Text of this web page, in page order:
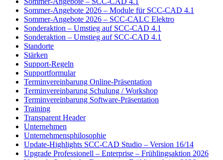
Sommer-Angebote 2026 – Module für SCC-CAD 4.1
Sommer-Angebote 2026 – SCC-CALC Elektro
Sonderaktion – Umstieg auf SCC-CAD 4.1
Sonderaktion – Umstieg auf SCC-CAD 4.1
Standorte
Stärken
Support-Regeln
Supportformular
Terminvereinbarung Online-Präsentation
Terminvereinbarung Schulung / Workshop
Terminvereinbarung Software-Präsentation
Training
Transparent Header
Unternehmen
Unternehmensphilosophie
Update-Highlights SCC-CAD Studio – Version 16/14
Upgrade Professionell – Enterprise – Frühlingsaktion 2026